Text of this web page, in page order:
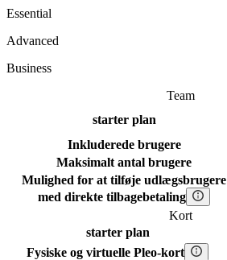
Essential
Advanced
Business
Team
starterplan
Inkluderede brugere
Maksimalt antal brugere
Mulighed for at tilføje udlægsbrugere
med direkte tilbagebetaling
Kort
starterplan
Fysiske og virtuelle Pleo-kort